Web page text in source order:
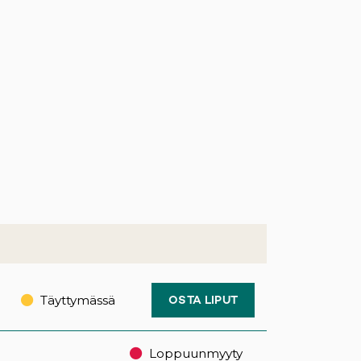
Täyttymässä OSTA LIPUT
Loppuunmyyty